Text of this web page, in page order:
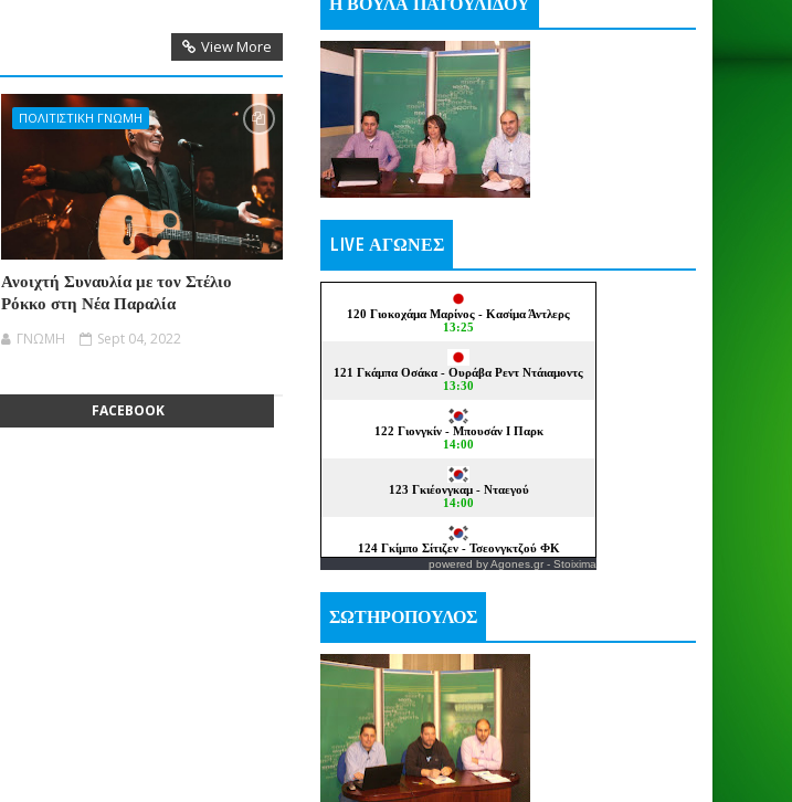
View More
ΠΟΛΙΤΙΣΤΙΚΗ ΓΝΩΜΗ
Ανοιχτή Συναυλία με τον Στέλιο
Ρόκκο στη Νέα Παραλία
ΓΝΩΜΗ Sept 04, 2022
FACEBOOK
Η ΒΟΥΛΑ ΠΑΤΟΥΛΙΔΟΥ
LIVE ΑΓΩΝΕΣ
powered byAgones.gr - Stoixima
ΣΩΤΗΡΟΠΟΥΛΟΣ